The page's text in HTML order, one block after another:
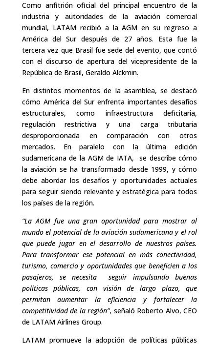
Como anfitrión oficial del principal encuentro de la
industria y autoridades de la aviación comercial
mundial, LATAM recibió a la AGM en su regreso a
América del Sur después de 27 años. Esta fue la
tercera vez que Brasil fue sede del evento, que contó
con el discurso de apertura del vicepresidente de la
República de Brasil, Geraldo Alckmin.
En distintos momentos de la asamblea, se destacó
cómo América del Sur enfrenta importantes desafíos
estructurales, como infraestructura deficitaria,
regulación restrictiva y una carga tributaria
desproporcionada en comparación con otros
mercados. En paralelo con la última edición
sudamericana de la AGM de IATA, se describe cómo
la aviación se ha transformado desde 1999, y cómo
debe abordar los desafíos y oportunidades actuales
para seguir siendo relevante y estratégica para todos
los países de la región.
“La AGM fue una gran oportunidad para mostrar al
mundo el potencial de la aviación sudamericana y el rol
que puede jugar en el desarrollo de nuestros países.
Para transformar ese potencial en más conectividad,
turismo, comercio y oportunidades que beneficien a los
pasajeros, se necesita seguir impulsando buenas
políticas públicas, con visión de largo plazo, que
permitan aumentar la eficiencia y fortalecer la
competitividad de la región”, señaló Roberto Alvo, CEO
de LATAM Airlines Group.
LATAM promueve la adopción de políticas públicas